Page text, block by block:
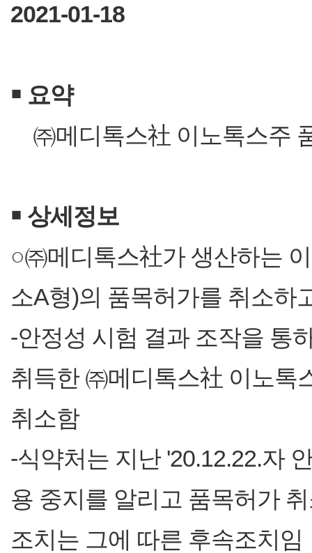
2021-01-18
￭ 요약
㈜메디톡스社 이노톡스주
￭ 상세정보
○㈜메디톡스社가 생산하는
소A형)의 품목허가를 취소하
-안정성 시험 결과 조작을 통
취득한 ㈜메디톡스社 이노톡
취소함
-식약처는 지난 '20.12.22.자
용 중지를 알리고 품목허가
조치는 그에 따른 후속조치임